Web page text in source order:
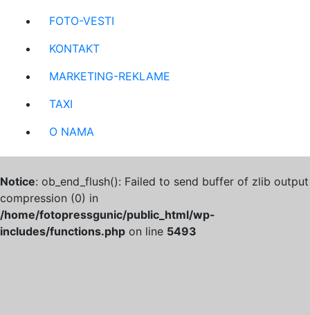
FOTO-VESTI
KONTAKT
MARKETING-REKLAME
TAXI
O NAMA
Notice: ob_end_flush(): Failed to send buffer of zlib output
compression (0) in
/home/fotopressgunic/public_html/wp-
includes/functions.php on line 5493